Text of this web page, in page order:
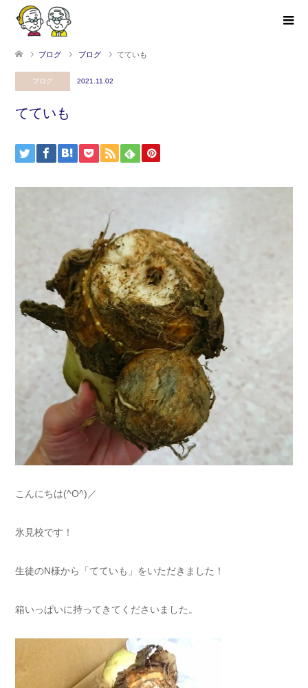
ブログ ブログ てていも
ブログ 2021.11.02
てていも
こんにちは(^O^)／
氷見校です！
生徒のN様から「てていも」をいただきました！
箱いっぱいに持ってきてくださいました。